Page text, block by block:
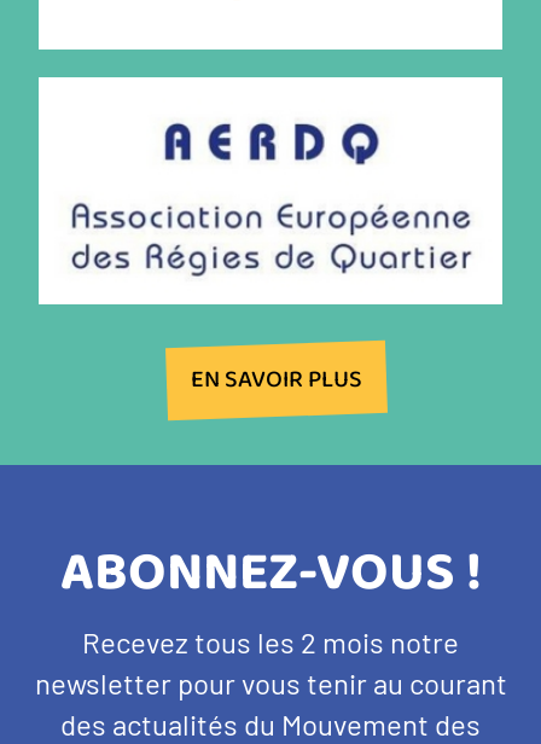
EN SAVOIR PLUS
TITRE
BANDEAU
NEWSLETTER
ABONNEZ-VOUS !
Texte
d'introduction
Recevez tous les 2 mois notre
newsletter pour vous tenir au courant
des actualités du Mouvement des